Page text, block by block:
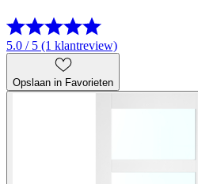
5.0 / 5 (1 klantreview)
Opslaan in Favorieten